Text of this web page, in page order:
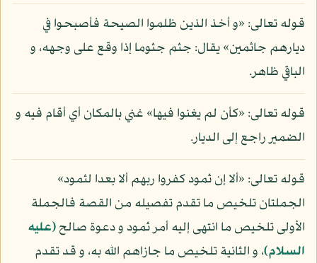
قوله تعالى: «و أخذ الذين ظلموا الصيحة فأصبحوا في
ديارهم جاثمين» يقال: جثم جثوما إذا وقع على وجهه، و
الباقي ظاهر.
قوله تعالى: «كأن لم يغنوا فيها» غني بالمكان أي أقام فيه و
الضمير راجع إلى الديار.
قوله تعالى: «ألا إن ثمود كفروا ربهم ألا بعدا لثمود»
الجملتان تلخيص ما تقدم تفصيله من القصة فالجملة
الأولى تلخيص ما انتهى إليه أمر ثمود و دعوة صالح(عليه
السلام)، و الثانية تلخيص ما جازاهم الله به، و قد تقدم